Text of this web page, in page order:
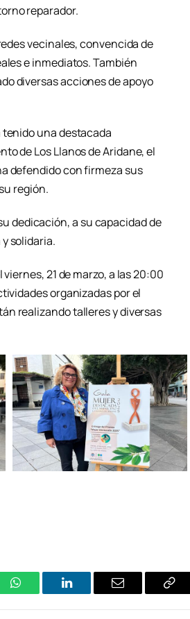
reparador.
vecinales, convencida de
e inmediatos. También
diversas acciones de apoyo
tenido una destacada
de Los Llanos de Aridane, el
defendido con firmeza sus
región.
dedicación, a su capacidad de
solidaria.
21 de marzo, a las 20:00
organizadas por el
realizando talleres y diversas
WhatsAppLinkedIn Email